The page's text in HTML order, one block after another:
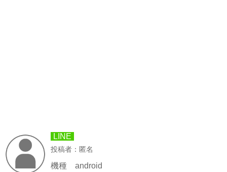
LINE
投稿者：匿名
機種 android